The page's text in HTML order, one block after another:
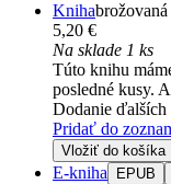
Knihabrožovaná
5,20 €
Na sklade 1 ks
Túto knihu
posledné kusy.
Dodanie ďalších
Pridať do
Vložiť do košíka
E-kniha EPUB